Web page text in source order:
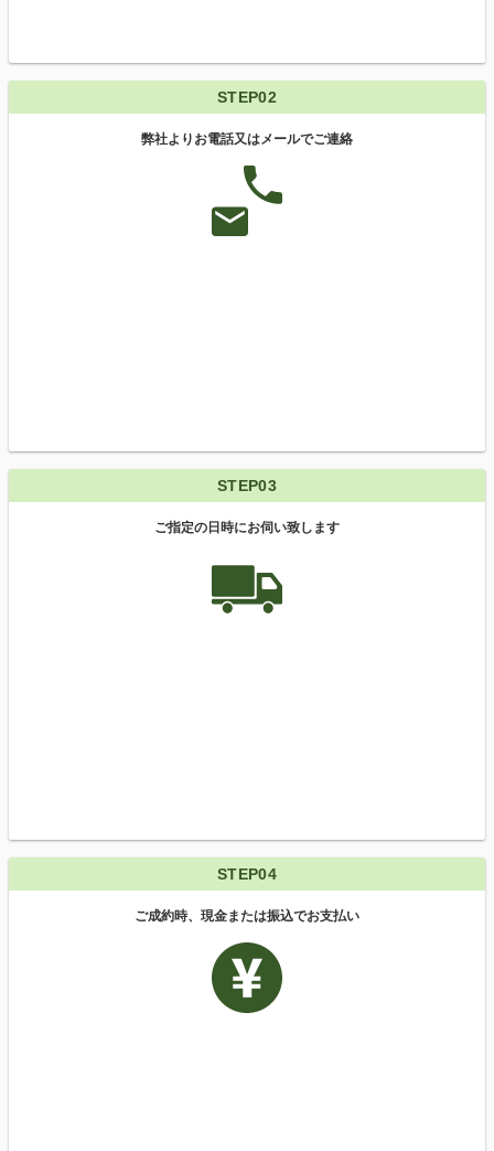
STEP02
弊社よりお電話又はメールでご連絡
STEP03
ご指定の日時にお伺い致します
STEP04
ご成約時、現金または振込でお支払い